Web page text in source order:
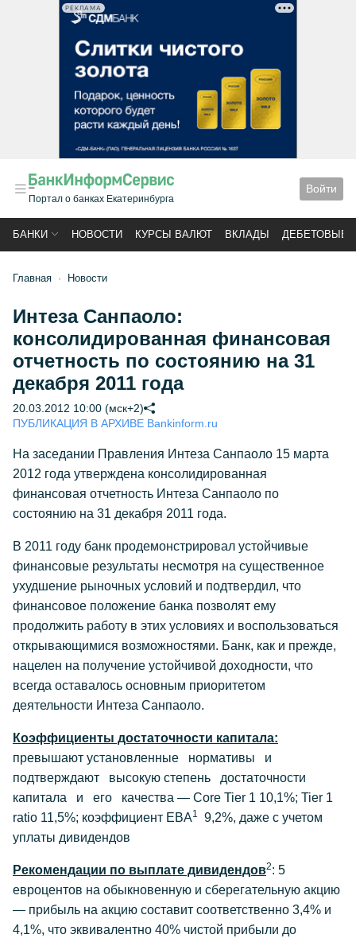
РЕКЛАМА
Портал о банках Екатеринбурга
Войти
БАНКИ НОВОСТИ КУРСЫ ВАЛЮТ ВКЛАДЫ ДЕБЕТОВЫЕ
Главная Новости
Интеза Санпаоло:
консолидированная финансовая
отчетность по состоянию на 31
декабря 2011 года
20.03.2012 10:00 (мск+2)
ПУБЛИКАЦИЯ В АРХИВЕ Bankinform.ru
На заседании Правления Интеза Санпаоло 15 марта
2012 года утверждена консолидированная
финансовая отчетность Интеза Санпаоло по
состоянию на 31 декабря 2011 года.
В 2011 году банк продемонстрировал устойчивые
финансовые результаты несмотря на существенное
ухудшение рыночных условий и подтвердил, что
финансовое положение банка позволят ему
продолжить работу в этих условиях и воспользоваться
открывающимися возможностями. Банк, как и прежде,
нацелен на получение устойчивой доходности, что
всегда оставалось основным приоритетом
деятельности Интеза Санпаоло.
Коэффициенты достаточности капитала:
превышают установленные нормативы и
подтверждают высокую степень достаточности
капитала и его качества — Core Tier 1 10,1%; Tier 1
ratio 11,5%; коэффициент EBA1
9,2%, даже с учетом
уплаты дивидендов
Рекомендации по выплате дивидендов2: 5
евроцентов на обыкновенную и сберегательную акцию
— прибыль на акцию составит соответственно 3,4% и
4,1%, что эквивалентно 40% чистой прибыли до